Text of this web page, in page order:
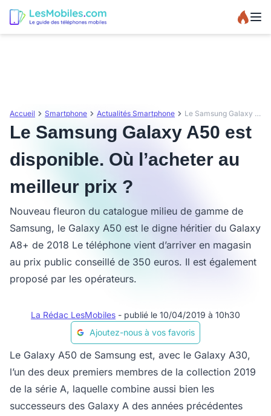
Accueil Smartphone Actualités Smartphone Le Samsung Galaxy A50 est disponible. Où l’acheter au meilleur prix ?
Le Samsung Galaxy A50 est
disponible. Où l’acheter au
meilleur prix ?
Nouveau fleuron du catalogue milieu de gamme de
Samsung, le Galaxy A50 est le digne héritier du Galaxy
A8+ de 2018 Le téléphone vient d’arriver en magasin
au prix public conseillé de 350 euros. Il est également
proposé par les opérateurs.
La Rédac LesMobiles - publié le 10/04/2019 à 10h30
Ajoutez-nous à vos favoris
Le Galaxy A50 de Samsung est, avec le Galaxy A30,
l’un des deux premiers membres de la collection 2019
de la série A, laquelle combine aussi bien les
successeurs des Galaxy A des années précédentes